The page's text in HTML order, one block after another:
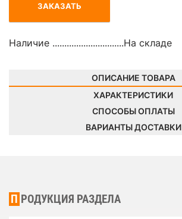
ЗАКАЗАТЬ
Наличие ..............................На складе
ОПИСАНИЕ ТОВАРА
ХАРАКТЕРИСТИКИ
СПОСОБЫ ОПЛАТЫ
ВАРИАНТЫ ДОСТАВКИ
ПРОДУКЦИЯ РАЗДЕЛА